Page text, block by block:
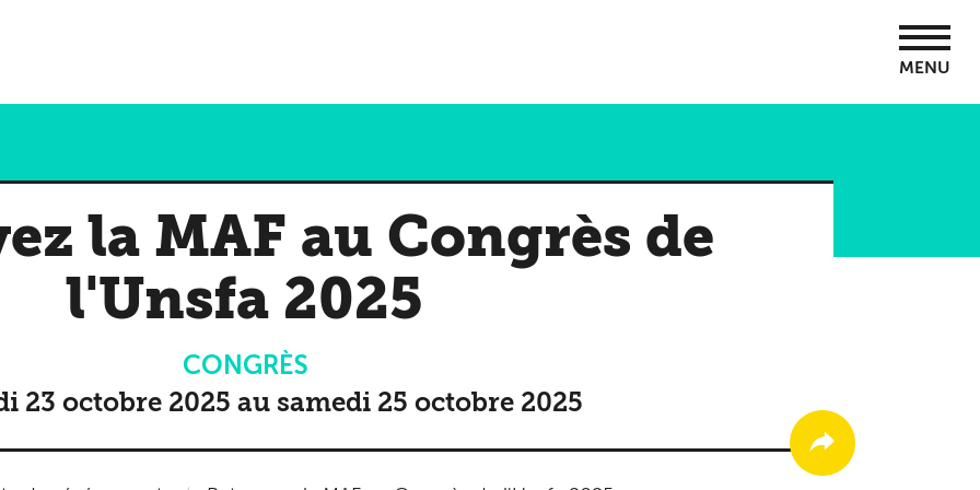
MENU
la MAF au Congrès de
l'Unsfa 2025
CONGRÈS
23 octobre 2025 au samedi 25 octobre 2025